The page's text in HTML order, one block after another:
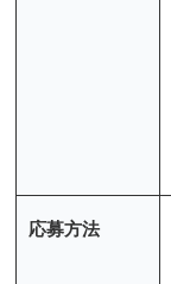
応募方法